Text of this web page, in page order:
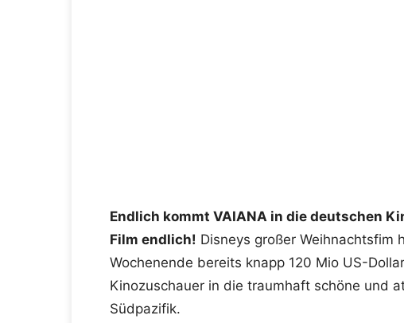
Endlich kommt VAIANA in die deutschen
Film endlich! Disneys großer Weihnachtsfim
Wochenende bereits knapp 120 Mio US-
Kinozuschauer in die traumhaft schöne und
Südpazifik.